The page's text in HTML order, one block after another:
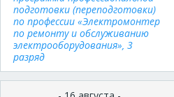
подготовки (переподготовки)
по профессии «Электромонтер
по ремонту и обслуживанию
электрооборудования», 3
разряд